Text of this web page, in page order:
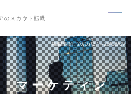
のスカウト転職
掲載期間 26/07/27～26/08/09
マーケティン